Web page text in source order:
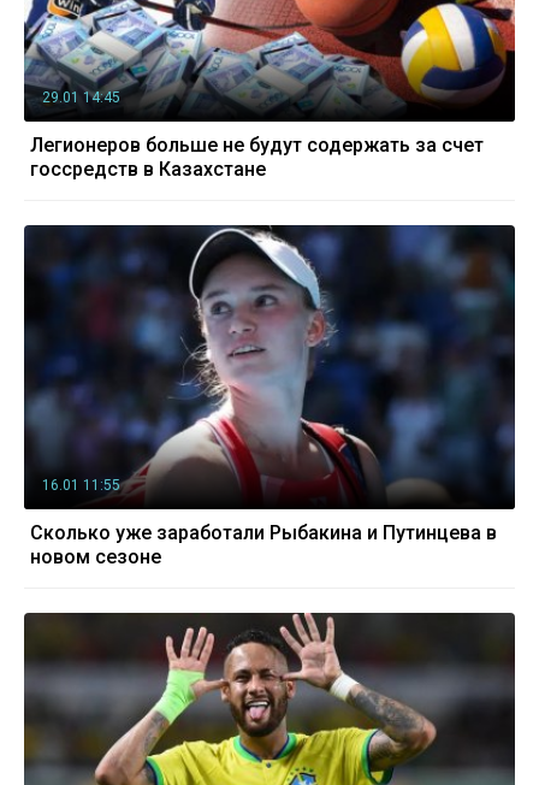
29.01 14:45
Легионеров больше не будут содержать за счет
госсредств в Казахстане
16.01 11:55
Сколько уже заработали Рыбакина и Путинцева в
новом сезоне